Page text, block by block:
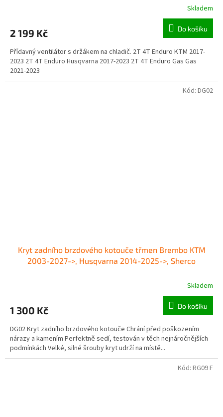
Skladem
2 199 Kč Do košíku
Přídavný ventilátor s držákem na chladič. 2T 4T Enduro KTM 2017-
2023 2T 4T Enduro Husqvarna 2017-2023 2T 4T Enduro Gas Gas
2021-2023
Kryt zadního brzdového kotouče třmen Brembo KTM
2003-2027->, Husqvarna 2014-2025->, Sherco
Skladem
1 300 Kč Do košíku
DG02 Kryt zadního brzdového kotouče Chrání před poškozením
nárazy a kamením Perfektně sedí, testován v těch nejnáročnějších
podmínkách Velké, silné šrouby kryt udrží na místě...
Kód: DG02
Kód: RG09 F